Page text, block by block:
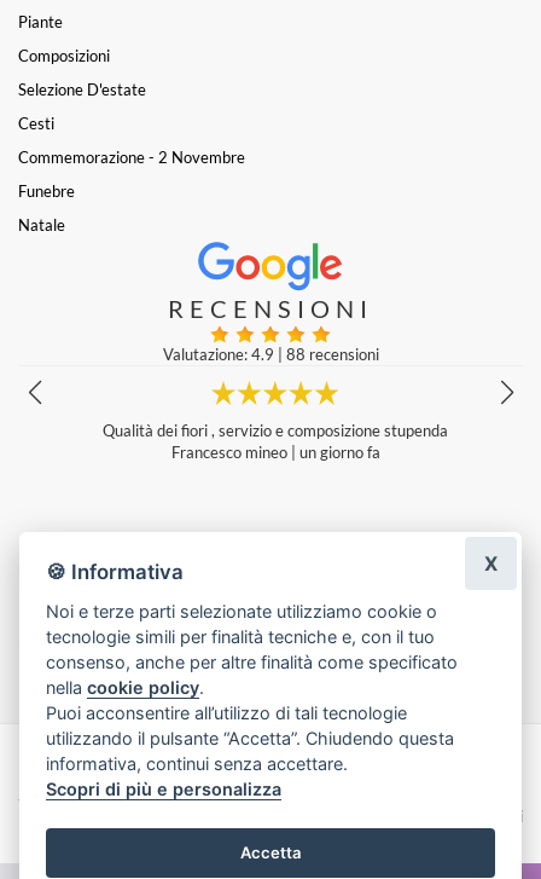
Piante
Composizioni
Selezione D'estate
Cesti
Commemorazione - 2 Novembre
Funebre
Natale
RECENSIONI
Valutazione: 4.9 88 recensioni
Qualità dei fiori , servizio e composizione stupenda
Francesco mineo| un giorno fa
Lascia una recensione
Made with byInfoser.it- Realizzazione Siti ecommerce per Fioristi
2026
Termini e Condizioni
🍪 Informativa
Noi e terze parti selezionate utilizziamo cookie o
tecnologie simili per finalità tecniche e, con il tuo
consenso, anche per altre finalità come specificato
nellacookie policy.
Puoi acconsentire all’utilizzo di tali tecnologie
utilizzando il pulsante “Accetta”. Chiudendo questa
informativa, continui senza accettare.
Scopri di più e personalizza
Accetta
X